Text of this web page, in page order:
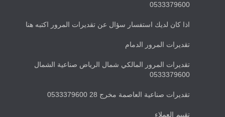
0533379600
اذا كان لديك استفسار سؤال عن تقديرات المرور اكتبه هنا
تقديرات المرور الدمام
تقديرات المرور المالكي شمال الرياض صناعية الشمال
0533379600
تقديرات صناعية العاصمة مخرج 28 0533379600
تقييم العملاء